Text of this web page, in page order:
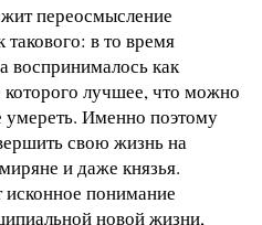
переосмысление
в то время
воспринималось как
которого лучшее, что можно
Именно поэтому
свою жизнь на
и даже князья.
понимание
новой жизни,